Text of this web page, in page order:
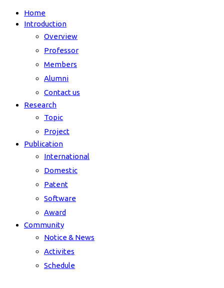
Home
Introduction
Overview
Professor
Members
Alumni
Contact us
Research
Topic
Project
Publication
International
Domestic
Patent
Software
Award
Community
Notice & News
Activites
Schedule